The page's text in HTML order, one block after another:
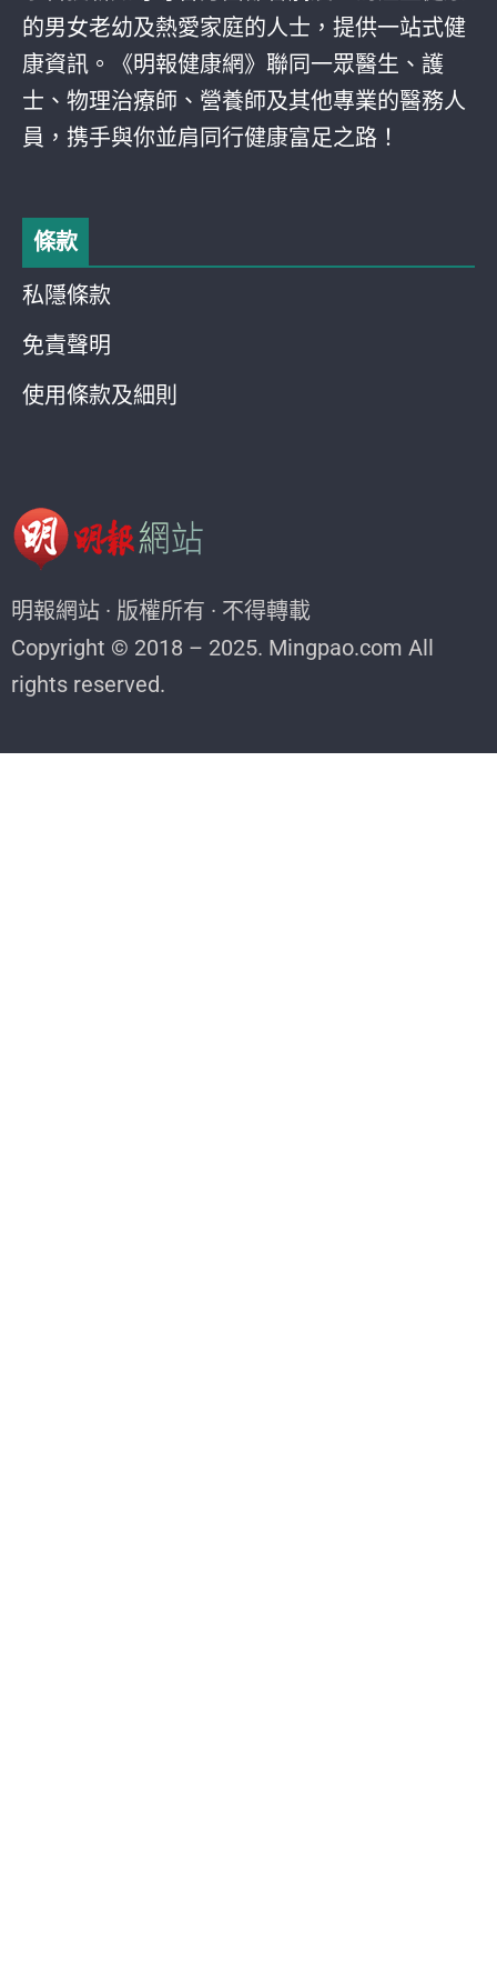
的男女老幼及熱愛家庭的人士，提供一站式健
康資訊。《明報健康網》聯同一眾醫生、護
士、物理治療師、營養師及其他專業的醫務人
員，携手與你並肩同行健康富足之路！
條款
私隱條款
免責聲明
使用條款及細則
明報網站 · 版權所有 · 不得轉載
Copyright © 2018 – 2025. Mingpao.com All
rights reserved.